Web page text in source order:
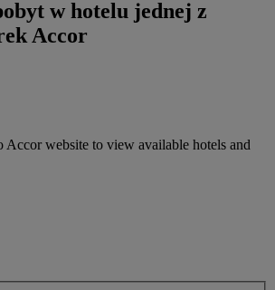
w hotelu jednej z
Accor
Accor website to view available hotels and